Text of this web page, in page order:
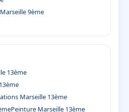
9ème
13ème
Marseille 13ème
Peinture Marseille 13ème